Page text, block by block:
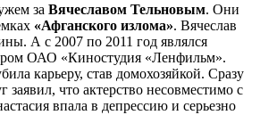
за Вячеславом Тельновым. Они
«Афганского излома». Вячеслав
А с 2007 по 2011 год являлся
ОАО «Киностудия «Ленфильм».
карьеру, став домохозяйкой. Сразу
заявил, что актерство несовместимо с
впала в депрессию и серьезно